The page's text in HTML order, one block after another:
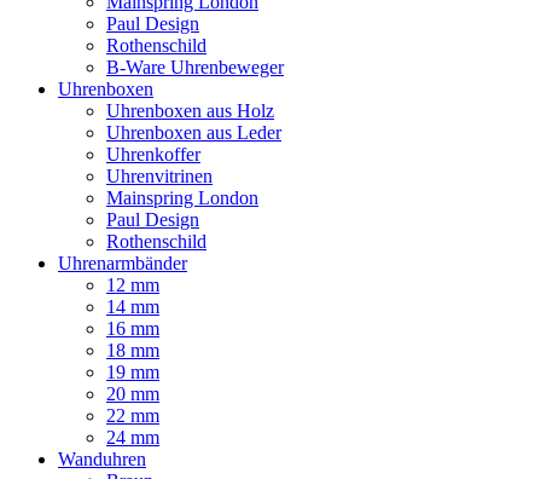
Paul Design
Rothenschild
B-Ware Uhrenbeweger
Uhrenboxen
Uhrenboxen aus Holz
Uhrenboxen aus Leder
Uhrenkoffer
Uhrenvitrinen
Mainspring London
Paul Design
Rothenschild
Uhrenarmbänder
12 mm
14 mm
16 mm
18 mm
19 mm
20 mm
22 mm
24 mm
Wanduhren